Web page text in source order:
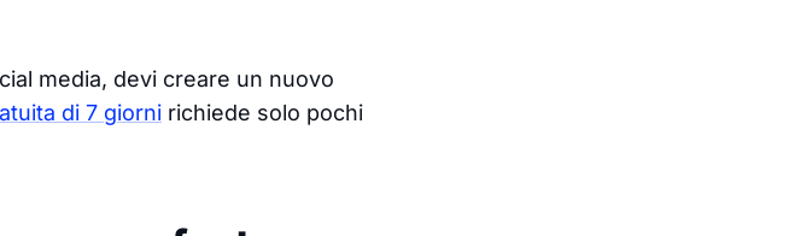
media, devi creare un nuovo
di 7 giorni richiede solo pochi